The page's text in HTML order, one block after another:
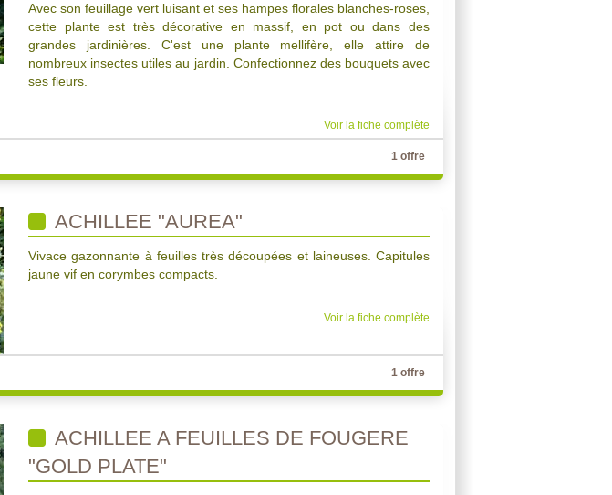
Avec son feuillage vert luisant et ses hampes florales blanches-roses,
cette plante est très décorative en massif, en pot ou dans des
grandes jardinières. C'est une plante mellifère, elle attire de
nombreux insectes utiles au jardin. Confectionnez des bouquets avec
ses fleurs.
Voir la fiche complète
1 offre
ACHILLEE "AUREA"
Vivace gazonnante à feuilles très découpées et laineuses. Capitules
jaune vif en corymbes compacts.
Voir la fiche complète
1 offre
ACHILLEE A FEUILLES DE FOUGERE
"GOLD PLATE"